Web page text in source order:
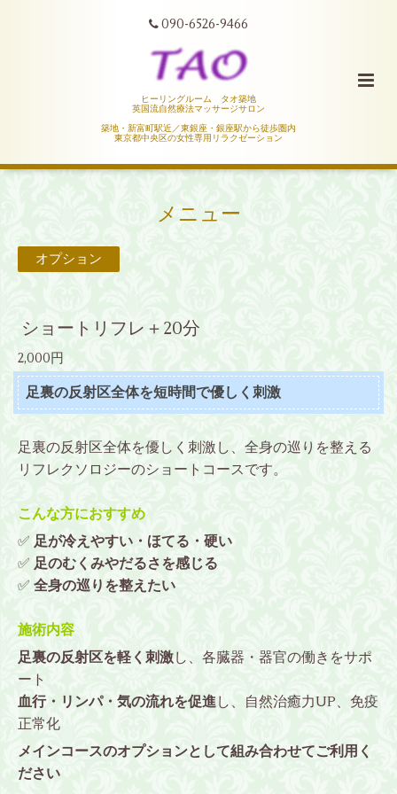
090-6526-9466
ヒーリングルーム タオ築地
英国流自然療法マッサージサロン
築地・新富町駅近／東銀座・銀座駅から徒歩圏内
東京都中央区の女性専用リラクゼーション
メニュー
オプション
ショートリフレ＋20分
2,000円
足裏の反射区全体を短時間で優しく刺激
足裏の反射区全体を優しく刺激し、全身の巡りを整える
リフレクソロジーのショートコースです。
こんな方におすすめ
✅ 足が冷えやすい・ほてる・硬い
✅ 足のむくみやだるさを感じる
✅ 全身の巡りを整えたい
施術内容
足裏の反射区を軽く刺激し、各臓器・器官の働きをサポ
ート
血行・リンパ・気の流れを促進し、自然治癒力UP、免疫
正常化
メインコースのオプションとして組み合わせてご利用く
ださい